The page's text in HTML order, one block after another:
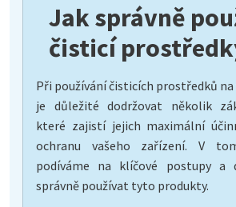
Jak správně
čisticí
Při používání čisticích prostředků na
je důležité dodržovat několik
které zajistí jejich maximální
ochranu vašeho zařízení. V
podíváme na klíčové postupy a
správně používat tyto produkty.